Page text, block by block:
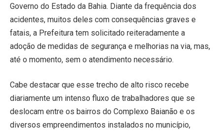
Governo do Estado da Bahia. Diante da frequência dos
acidentes, muitos deles com consequências graves e
fatais, a Prefeitura tem solicitado reiteradamente a
adoção de medidas de segurança e melhorias na via, mas,
até o momento, sem o atendimento necessário.
Cabe destacar que esse trecho de alto risco recebe
diariamente um intenso fluxo de trabalhadores que se
deslocam entre os bairros do Complexo Baianão e os
diversos empreendimentos instalados no município,